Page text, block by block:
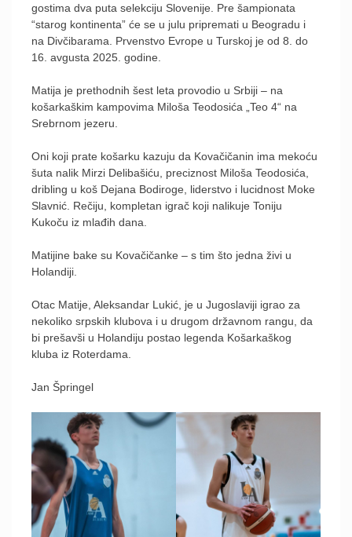
gostima dva puta selekciju Slovenije. Pre šampionata
“starog kontinenta” će se u julu pripremati u Beogradu i
na Divčibarama. Prvenstvo Evrope u Turskoj je od 8. do
16. avgusta 2025. godine.
Matija je prethodnih šest leta provodio u Srbiji – na
košarkaškim kampovima Miloša Teodosića „Teo 4“ na
Srebrnom jezeru.
Oni koji prate košarku kazuju da Kovačičanin ima mekoću
šuta nalik Mirzi Delibašiću, preciznost Miloša Teodosića,
dribling u koš Dejana Bodiroge, liderstvo i lucidnost Moke
Slavnić. Rečiju, kompletan igrač koji nalikuje Toniju
Kukoču iz mlađih dana.
Matijine bake su Kovačičanke – s tim što jedna živi u
Holandiji.
Otac Matije, Aleksandar Lukić, je u Jugoslaviji igrao za
nekoliko srpskih klubova i u drugom državnom rangu, da
bi prešavši u Holandiju postao legenda Košarkaškog
kluba iz Roterdama.
Jan Špringel